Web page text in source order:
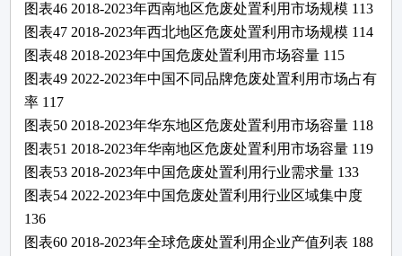
图表46 2018-2023年西南地区危废处置利用市场规模 113
图表47 2018-2023年西北地区危废处置利用市场规模 114
图表48 2018-2023年中国危废处置利用市场容量 115
图表49 2022-2023年中国不同品牌危废处置利用市场占有
率 117
图表50 2018-2023年华东地区危废处置利用市场容量 118
图表51 2018-2023年华南地区危废处置利用市场容量 119
图表53 2018-2023年中国危废处置利用行业需求量 133
图表54 2022-2023年中国危废处置利用行业区域集中度
136
图表60 2018-2023年全球危废处置利用企业产值列表 188